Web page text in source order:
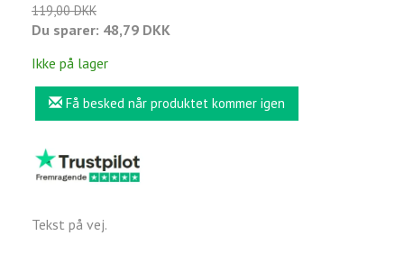
119,00 DKK
Du sparer: 48,79 DKK
Ikke på lager
Få besked når produktet kommer igen
Tekst på vej.